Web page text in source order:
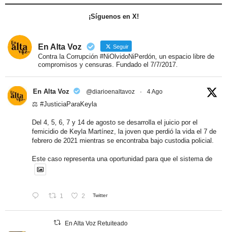
¡Síguenos en X!
En Alta Voz Seguir
Contra la Corrupción #NiOlvidoNiPerdón, un espacio libre de
compromisos y censuras. Fundado el 7/7/2017.
En Alta Voz @diarioenaltavoz · 4 Ago
⚖️ #JusticiaParaKeyla
Del 4, 5, 6, 7 y 14 de agosto se desarrolla el juicio por el
femicidio de Keyla Martínez, la joven que perdió la vida el 7 de
febrero de 2021 mientras se encontraba bajo custodia policial.
Este caso representa una oportunidad para que el sistema de
1 2 Twitter
En Alta Voz Retuiteado